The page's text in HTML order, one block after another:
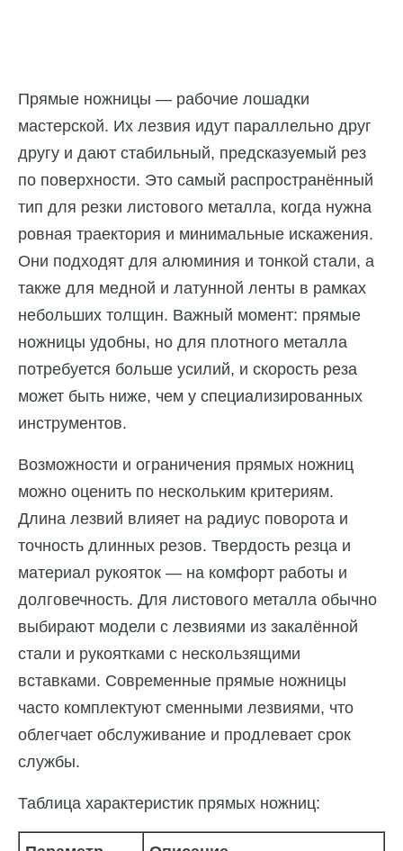
Прямые ножницы — рабочие лошадки
мастерской. Их лезвия идут параллельно друг
другу и дают стабильный, предсказуемый рез
по поверхности. Это самый распространённый
тип для резки листового металла, когда нужна
ровная траектория и минимальные искажения.
Они подходят для алюминия и тонкой стали, а
также для медной и латунной ленты в рамках
небольших толщин. Важный момент: прямые
ножницы удобны, но для плотного металла
потребуется больше усилий, и скорость реза
может быть ниже, чем у специализированных
инструментов.
Возможности и ограничения прямых ножниц
можно оценить по нескольким критериям.
Длина лезвий влияет на радиус поворота и
точность длинных резов. Твердость резца и
материал рукояток — на комфорт работы и
долговечность. Для листового металла обычно
выбирают модели с лезвиями из закалённой
стали и рукоятками с нескользящими
вставками. Современные прямые ножницы
часто комплектуют сменными лезвиями, что
облегчает обслуживание и продлевает срок
службы.
Таблица характеристик прямых ножниц: